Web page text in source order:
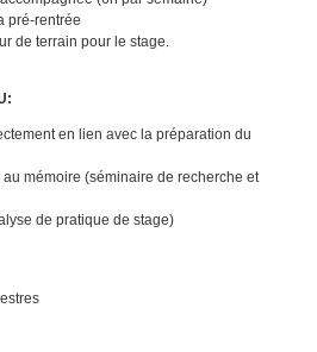
pré-rentrée
de terrain pour le stage.
en lien avec la préparation du
mémoire (séminaire de recherche et
de pratique de stage)